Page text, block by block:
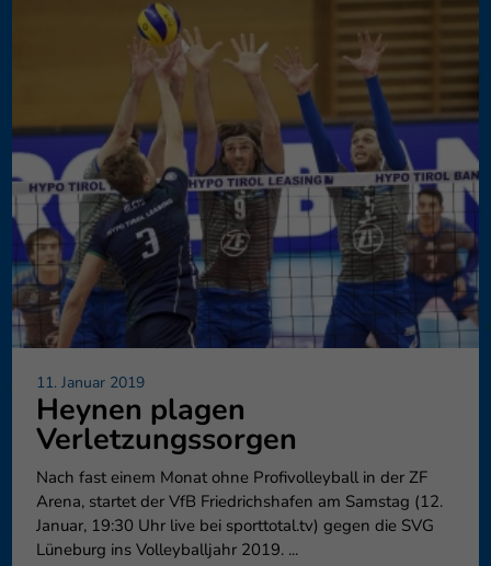
11. Januar 2019
Heynen plagen
Verletzungssorgen
Nach fast einem Monat ohne Profivolleyball in der ZF
Arena, startet der VfB Friedrichshafen am Samstag (12.
Januar, 19:30 Uhr live bei sporttotal.tv) gegen die SVG
Lüneburg ins Volleyballjahr 2019. ...